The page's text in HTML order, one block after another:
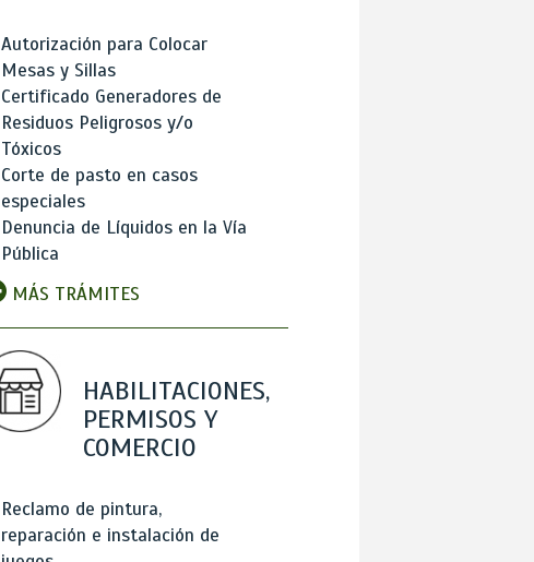
Autorización para Colocar
Mesas y Sillas
Certificado Generadores de
Residuos Peligrosos y/o
Tóxicos
Corte de pasto en casos
especiales
Denuncia de Líquidos en la Vía
Pública
MÁS TRÁMITES
HABILITACIONES,
PERMISOS Y
COMERCIO
Reclamo de pintura,
reparación e instalación de